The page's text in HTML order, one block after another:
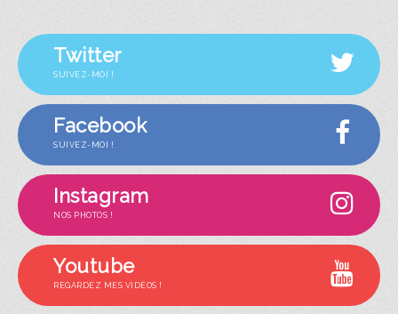
Twitter
SUIVEZ-MOI !
Facebook
SUIVEZ-MOI !
Instagram
NOS PHOTOS !
Youtube
REGARDEZ MES VIDÉOS !